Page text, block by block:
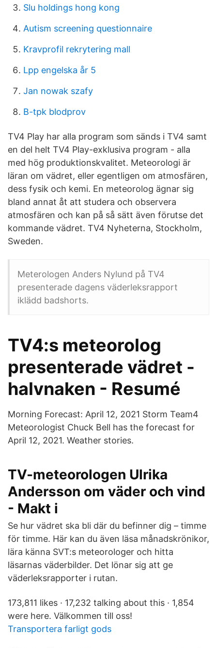
Slu holdings hong kong
Autism screening questionnaire
Kravprofil rekrytering mall
Lpp engelska år 5
Jan nowak szafy
B-tpk blodprov
TV4 Play har alla program som sänds i TV4 samt
en del helt TV4 Play-exklusiva program - alla
med hög produktionskvalitet. Meteorologi är
läran om vädret, eller egentligen om atmosfären,
dess fysik och kemi. En meteorolog ägnar sig
bland annat åt att studera och observera
atmosfären och kan på så sätt även förutse det
kommande vädret. TV4 Nyheterna, Stockholm,
Sweden.
Meterologen Anders Nylund på TV4
presenterade dagens väderleksrapport
iklädd badshorts.
TV4:s meteorolog
presenterade vädret -
halvnaken - Resumé
Morning Forecast: April 12, 2021 Storm Team4
Meteorologist Chuck Bell has the forecast for
April 12, 2021. Weather stories.
TV-meteorologen Ulrika
Andersson om väder och vind
- Makt i
Se hur vädret ska bli där du befinner dig – timme
för timme. Här kan du även läsa månadskrönikor,
lära känna SVT:s meteorologer och hitta
läsarnas väderbilder. Det lönar sig att ge
väderleksrapporter i rutan.
173,811 likes · 17,232 talking about this · 1,854
were here. Välkommen till oss!
Transportera farligt gods